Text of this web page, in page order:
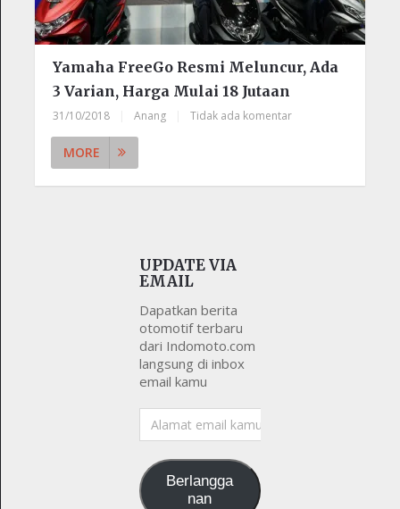
Yamaha FreeGo Resmi Meluncur, Ada
3 Varian, Harga Mulai 18 Jutaan
31/10/2018 Anang Tidak ada komentar
MORE
UPDATE VIA
EMAIL
Dapatkan berita
otomotif terbaru
dari Indomoto.com
langsung di inbox
email kamu
Alamat
email
Berlangga
nan